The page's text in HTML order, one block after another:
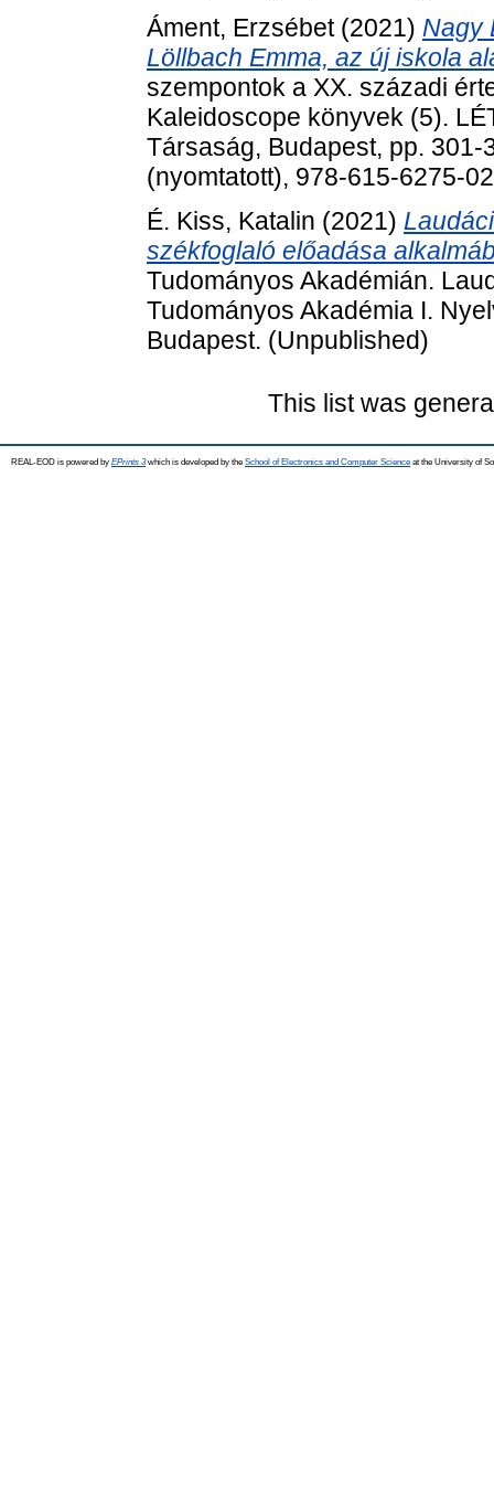
Áment, Erzsébet(2021) Nagy
Löllbach Emma, az új iskola
szempontok a XX. századi
Kaleidoscope könyvek (5).
Társaság, Budapest, pp.
(nyomtatott), 978-615-6275-
É. Kiss, Katalin (2021)
székfoglaló előadása
Tudományos Akadémián.
Tudományos Akadémia I.
Budapest. (Unpublished)
This list was
REAL-EOD is powered by EPrints 3which is developed by the School of Electronics and Computer Science at the University of